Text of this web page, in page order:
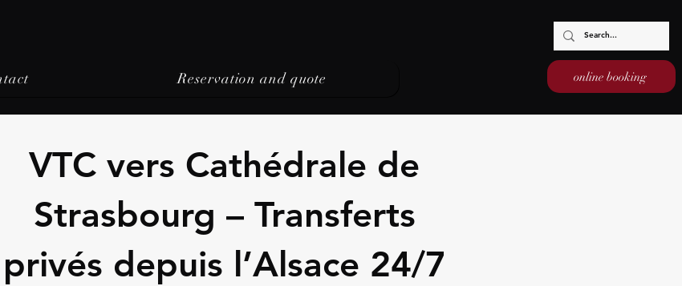
Reservation and quote online booking
VTC vers Cathédrale de
Strasbourg – Transferts
privés depuis l’Alsace 24/7